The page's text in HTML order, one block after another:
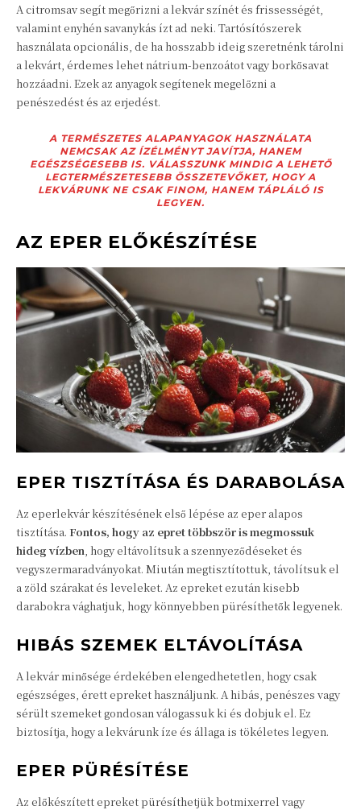
A citromsav segít megőrizni a lekvár színét és frissességét,
valamint enyhén savanykás ízt ad neki. Tartósítószerek
használata opcionális, de ha hosszabb ideig szeretnénk tárolni
a lekvárt, érdemes lehet nátrium-benzoátot vagy borkősavat
hozzáadni. Ezek az anyagok segítenek megelőzni a
penészedést és az erjedést.
A TERMÉSZETES ALAPANYAGOK HASZNÁLATA
NEMCSAK AZ ÍZÉLMÉNYT JAVÍTJA, HANEM
EGÉSZSÉGESEBB IS. VÁLASSZUNK MINDIG A LEHETŐ
LEGTERMÉSZETESEBB ÖSSZETEVŐKET, HOGY A
LEKVÁRUNK NE CSAK FINOM, HANEM TÁPLÁLÓ IS
LEGYEN.
AZ EPER ELŐKÉSZÍTÉSE
EPER TISZTÍTÁSA ÉS DARABOLÁSA
Az eperlekvár készítésének első lépése az eper alapos
tisztítása. Fontos, hogy az epret többször is megmossuk
hideg vízben , hogy eltávolítsuk a szennyeződéseket és
vegyszermaradványokat. Miután megtisztítottuk, távolítsuk el
a zöld szárakat és leveleket. Az epreket ezután kisebb
darabokra vághatjuk, hogy könnyebben pürésíthetők legyenek.
HIBÁS SZEMEK ELTÁVOLÍTÁSA
A lekvár minősége érdekében elengedhetetlen, hogy csak
egészséges, érett epreket használjunk. A hibás, penészes vagy
sérült szemeket gondosan válogassuk ki és dobjuk el. Ez
biztosítja, hogy a lekvárunk íze és állaga is tökéletes legyen.
EPER PÜRÉSÍTÉSE
Az előkészített epreket pürésíthetjük botmixerrel vagy